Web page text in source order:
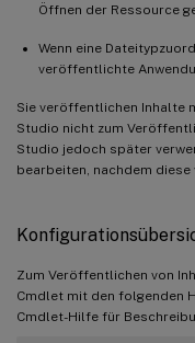
Öffnen der Ressource
Wenn eine
veröffentlichte
Sie veröffentlichen Inhalte
Studio nicht zum
Studio jedoch später
bearbeiten, nachdem
Zum Veröffentlichen von
Cmdlet mit den folgenden
Cmdlet-Hilfe für